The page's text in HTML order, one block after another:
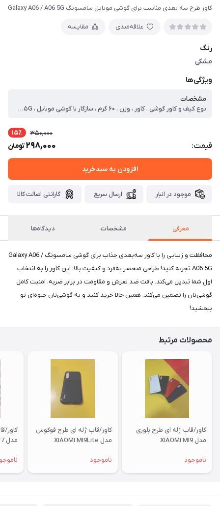
کاور طرح سه بعدی مناسب برای گوشی موبایل سامسونگ Galaxy A06 / A06 5G
علاقه‌مندی مقایسه
رنگ
مشکی
ویژگی‌ها
مشخصات
نوع کیف و کاور گوشی ، کاور ، وزن ، ۶۰ گرم ، سازگار با گوشی موبایل ، Samsung Galaxy A۰۶ ، Samsung Galaxy A۰۶ ۵G ، ساختار ، مات ، سطح پوشش ، قاب پشتی ، لبه بالایی ، لبه پایینی ، لبه چپ ، لبه راست ، حفاظت از دکمه‌ها
قیمت:
350,000 15٪
298,000تومان
افزودن به سبدخرید
موجود در انبار ارسال سریع گارانتی اصالت کالا
معرفی مشخصات دیدگاه‌ها
محافظت و زیبایی را با کاور سه‌بعدی جذاب برای گوشی سامسونگ Galaxy A06 /
A06 5G تجربه کنید! طراحی منحصر به‌فرد و کیفیت بالا، این کاور را به انتخاب
اول شما تبدیل می‌کند. بافت ضد لغزش و مقاومت در برابر ضربه، امنیت کامل
گوشی‌تان را تضمین می‌کند. همین حالا خرید کنید و به گوشی‌تان جلوه‌ای نو
ببخشید!
محصولات مرتبط
کاور/قاب ژله ای طرح بلوری
مدل XIAOMI MI9
ناموجود
کاور/قاب ژله ای طرح فوکوس
مدل XIAOMI MI9Lite
ناموجود
کاور/
مدل XIAOMI RM 7